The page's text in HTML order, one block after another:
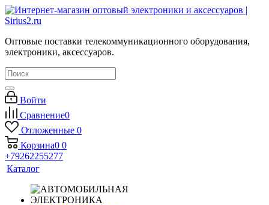
Оптовые поставки телекоммуникационного оборудования,
электроники, аксессуаров.
Войти
Сравнение0
Отложенные 0
Корзина0 0
+79262255277
Каталог